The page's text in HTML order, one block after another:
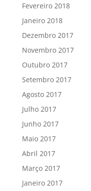
Fevereiro 2018
Janeiro 2018
Dezembro 2017
Novembro 2017
Outubro 2017
Setembro 2017
Agosto 2017
Julho 2017
Junho 2017
Maio 2017
Abril 2017
Março 2017
Janeiro 2017